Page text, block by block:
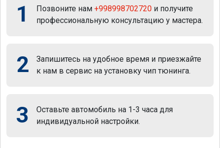
1 Позвоните нам +998998702720 и получите
профессиональную консультацию у мастера.
2
Запишитесь на удобное время и приезжайте
к нам в сервис на установку чип тюнинга.
3
Оставьте автомобиль на 1-3 часа для
индивидуальной настройки.